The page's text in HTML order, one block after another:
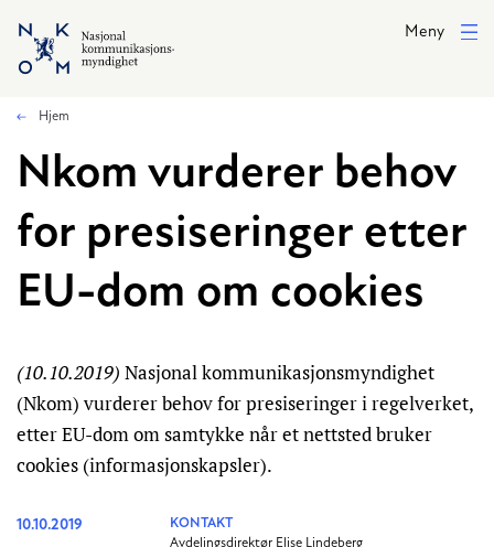
Hopp til hovedinnhold
Meny
Hjem
Nkom vurderer behov
for presiseringer etter
EU-dom om cookies
(10.10.2019) Nasjonal kommunikasjonsmyndighet
(Nkom) vurderer behov for presiseringer i regelverket,
etter EU-dom om samtykke når et nettsted bruker
cookies (informasjonskapsler).
10.10.2019
KONTAKT
Avdelingsdirektør Elise Lindeberg